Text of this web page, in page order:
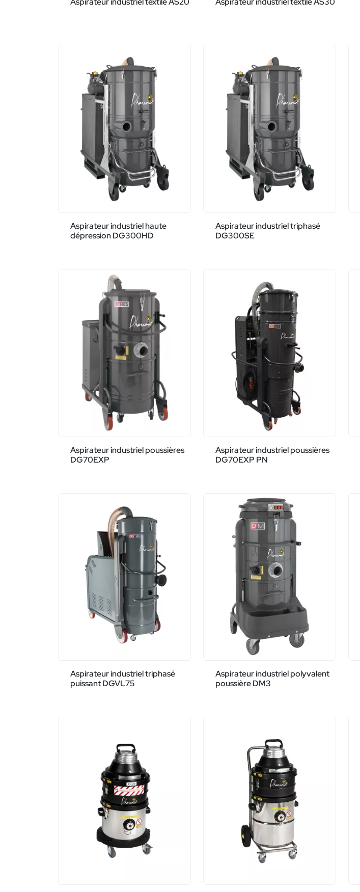
Aspirateur industriel haute
dépression DG300HD
Aspirateur industriel triphasé
DG300SE
Aspirateur industriel poussières
DG70EXP
Aspirateur industriel poussières
DG70EXP PN
Aspirateur industriel triphasé
puissant DGVL75
Aspirateur industriel polyvalent
poussière DM3